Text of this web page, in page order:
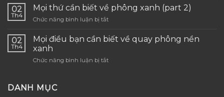
Hình
Phong
Cách
Việc
Gia
Sáng
Tạo
Thước
Tượng
02
Th4
Mọi thứ cần biết về phông xanh (part 2)
Chức năng bình luận bị tắtở
thứ
cần
về
02
Th4
Mọi điều bạn cần biết về quay phông nền
xanh
Chức năng bình luận bị tắtở
DANH MỤC